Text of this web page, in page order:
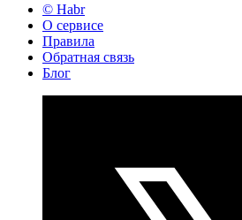
© Habr
О сервисе
Правила
Обратная связь
Блог